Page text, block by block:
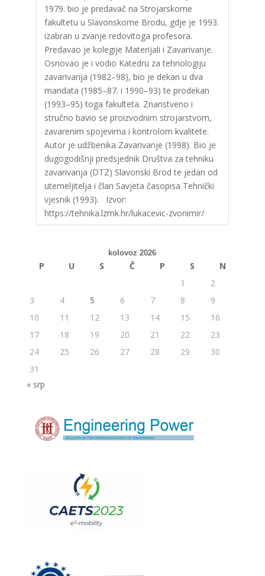
1979. bio je predavač na Strojarskome
fakultetu u Slavonskome Brodu, gdje je 1993.
izabran u zvanje redovitoga profesora.
Predavao je kolegije Materijali i Zavarivanje.
Osnovao je i vodio Katedru za tehnologiju
zavarivanja (1982–98), bio je dekan u dva
mandata (1985–87. i 1990–93) te prodekan
(1993–95) toga fakulteta. Znanstveno i
stručno bavio se proizvodnim strojarstvom,
zavarenim spojevima i kontrolom kvalitete.
Autor je udžbenika Zavarivanje (1998). Bio je
dugogodišnji predsjednik Društva za tehniku
zavarivanja (DTZ) Slavonski Brod te jedan od
utemeljitelja i član Savjeta časopisa Tehnički
vjesnik (1993). Izvor:
https://tehnika.lzmk.hr/lukacevic-zvonimir/
kolovoz 2026
P U S Č P S
N
1
2
3
4 5 6 7 8
9
10
11 12 13 14 15
16
17
18 19 20 21 22
23
24
25 26 27 28 29
30
31
« srp